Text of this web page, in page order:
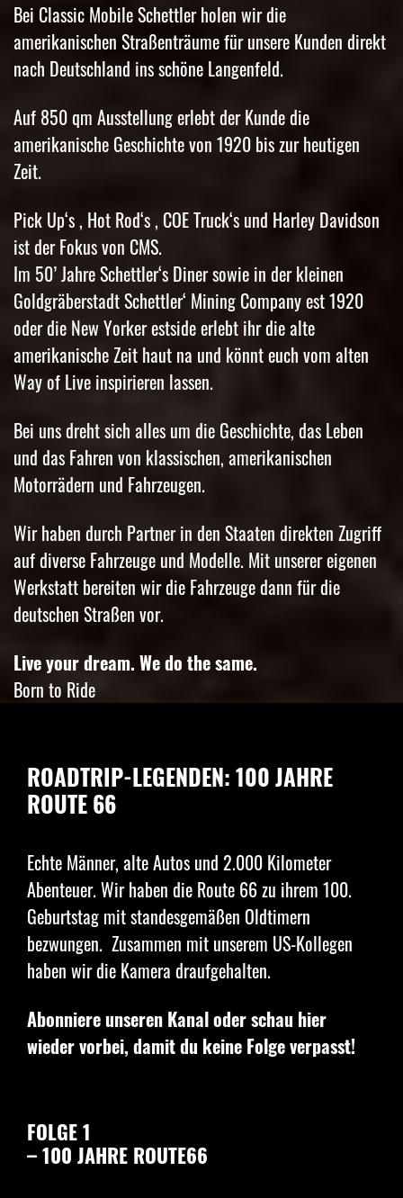
Bei Classic Mobile Schettler holen wir die
amerikanischen Straßenträume für unsere Kunden direkt
nach Deutschland ins schöne Langenfeld.
Auf 850 qm Ausstellung erlebt der Kunde die
amerikanische Geschichte von 1920 bis zur heutigen
Zeit.
Pick Up‘s , Hot Rod‘s , COE Truck‘s und Harley Davidson
ist der Fokus von CMS.
Im 50’ Jahre Schettler‘s Diner sowie in der kleinen
Goldgräberstadt Schettler‘ Mining Company est 1920
oder die New Yorker estside erlebt ihr die alte
amerikanische Zeit haut na und könnt euch vom alten
Way of Live inspirieren lassen.
Bei uns dreht sich alles um die Geschichte, das Leben
und das Fahren von klassischen, amerikanischen
Motorrädern und Fahrzeugen.
Wir haben durch Partner in den Staaten direkten Zugriff
auf diverse Fahrzeuge und Modelle. Mit unserer eigenen
Werkstatt bereiten wir die Fahrzeuge dann für die
deutschen Straßen vor.
Live your dream. We do the same.
Born to Ride
ROADTRIP-LEGENDEN: 100 JAHRE
ROUTE 66
Echte Männer, alte Autos und 2.000 Kilometer
Abenteuer. Wir haben die Route 66 zu ihrem 100.
Geburtstag mit standesgemäßen Oldtimern
bezwungen. Zusammen mit unserem US-Kollegen
haben wir die Kamera draufgehalten.
Abonniere unseren Kanal oder schau hier
wieder vorbei, damit du keine Folge verpasst!
FOLGE 1
– 100 JAHRE ROUTE66